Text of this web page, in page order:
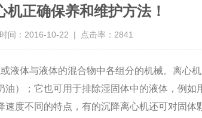
机正确保养和维护方法！
间：2016-10-22 | 点击率：2841
液体与液体的混合物中各组分的机械。离心
）；它也可用于排除湿固体中的液体，例
度不同的特点，有的沉降离心机还可对固